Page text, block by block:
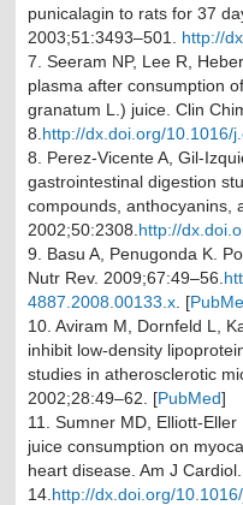
punicalagin to rats for 37
2003;51 :3493–501. http://
7. Seeram NP, Lee R,
plasma after consumption
granatum L.) juice. Clin
8. http://dx.doi.org/10.1016/
8. Perez-Vicente A, Gil-
gastrointestinal digestion
compounds, anthocyanins,
2002;50:2308. http://
9. Basu A, Penugonda K.
Nutr Rev. 2009;67:49–56.
4887.2008.00133.x [
10. Aviram M, Dornfeld L,
inhibit low-density
studies in atherosclerotic
2002;28:49–62. [PubMed]
11. Sumner MD, Elliott-
juice consumption on
heart disease. Am J
14. http://dx.doi.org/